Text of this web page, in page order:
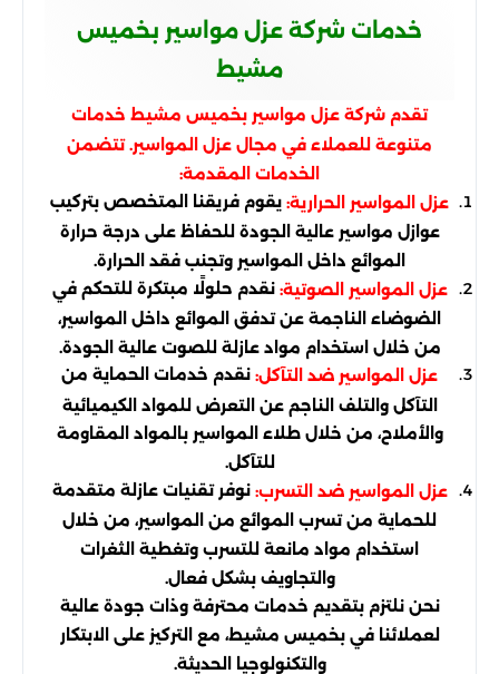
خدمات شركة عزل مواسير بخميس
مشيط
تقدم شركة عزل مواسير بخميس مشيط خدمات
متنوعة للعملاء في مجال عزل المواسير. تتضمن
الخدمات المقدمة:
عزل المواسير الحرارية: يقوم فريقنا المتخصص بتركيب
عوازل مواسير عالية الجودة للحفاظ على درجة حرارة
الموائع داخل المواسير وتجنب فقد الحرارة.
عزل المواسير الصوتية: نقدم حلولًا مبتكرة للتحكم في
الضوضاء الناجمة عن تدفق الموائع داخل المواسير،
من خلال استخدام مواد عازلة للصوت عالية الجودة.
عزل المواسير ضد التآكل: نقدم خدمات الحماية من
التآكل والتلف الناجم عن التعرض للمواد الكيميائية
والأملاح، من خلال طلاء المواسير بالمواد المقاومة
للتآكل.
عزل المواسير ضد التسرب: نوفر تقنيات عازلة متقدمة
للحماية من تسرب الموائع من المواسير، من خلال
استخدام مواد مانعة للتسرب وتغطية الثغرات
والتجاويف بشكل فعال.
نحن نلتزم بتقديم خدمات محترفة وذات جودة عالية
لعملائنا في بخميس مشيط، مع التركيز على الابتكار
والتكنولوجيا الحديثة.